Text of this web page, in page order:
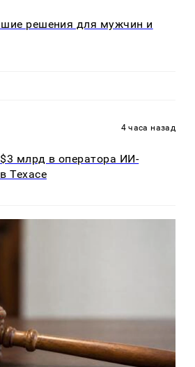
решения для мужчин и
4 часа назад
млрд в оператора ИИ-
Техасе